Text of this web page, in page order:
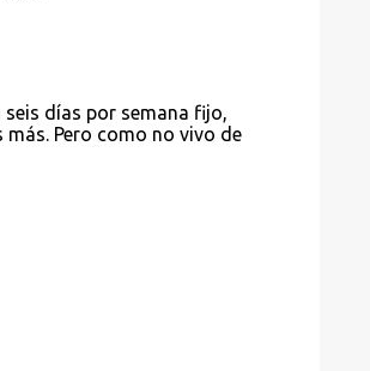
días por semana fijo,
Pero como no vivo de